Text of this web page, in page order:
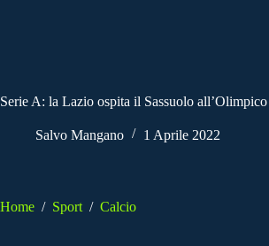
Serie A: la Lazio ospita il Sassuolo all’Olimpico
Salvo Mangano 1 Aprile 2022
Home / Sport / Calcio